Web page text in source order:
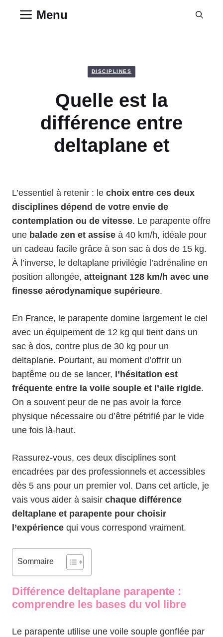
Menu
DISCIPLINES
Quelle est la
différence entre
deltaplane et
L’essentiel à retenir : le choix entre ces deux
disciplines dépend de votre envie de
contemplation ou de vitesse. Le parapente offre
une balade zen et assise à 40 km/h, idéale pour
un cadeau facile grâce à son sac à dos de 15 kg.
À l’inverse, le deltaplane privilégie l’adrénaline en
position allongée, atteignant 128 km/h avec une
finesse aérodynamique supérieure.
En France, le parapente domine largement le ciel
avec un équipement de 12 kg qui tient dans un
sac à dos, contre plus de 30 kg pour un
deltaplane. Pourtant, au moment d’offrir un
baptême ou de se lancer, l’hésitation est
fréquente entre la voile souple et l’aile rigide.
On a souvent peur de ne pas avoir la force
physique nécessaire ou d’être pétrifié par le vide
une fois là-haut.
Rassurez-vous, ces deux disciplines sont
encadrées par des professionnels et accessibles
dès 5 ans pour un premier vol. Dans cet article, je
vais vous aider à saisir chaque différence
deltaplane et parapente pour choisir
l’expérience qui vous correspond vraiment.
Sommaire
Différence deltaplane parapente :
comprendre les bases du vol libre
Le parapente utilise une voile souple gonflée par